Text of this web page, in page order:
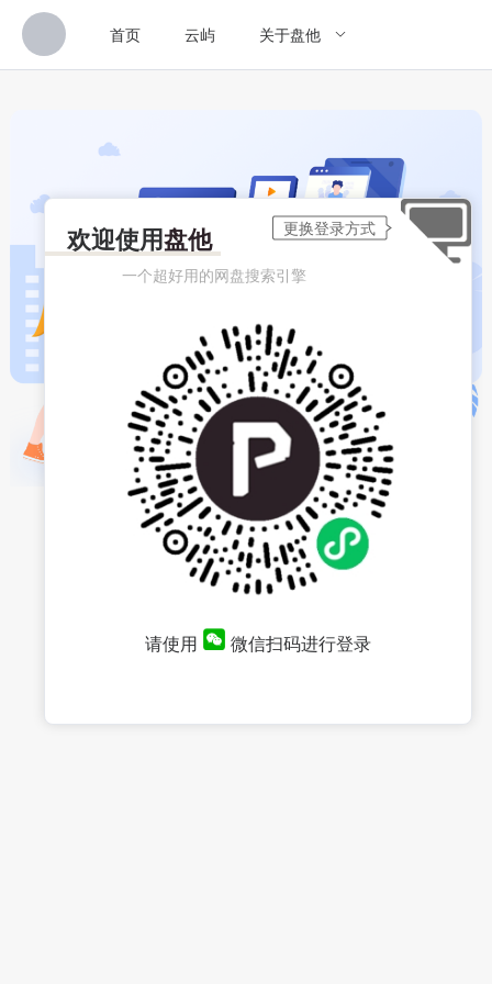
首页 云屿 关于盘他
欢迎使用盘他
一个超好用的网盘搜索引擎
请使用 微信扫码进行登录